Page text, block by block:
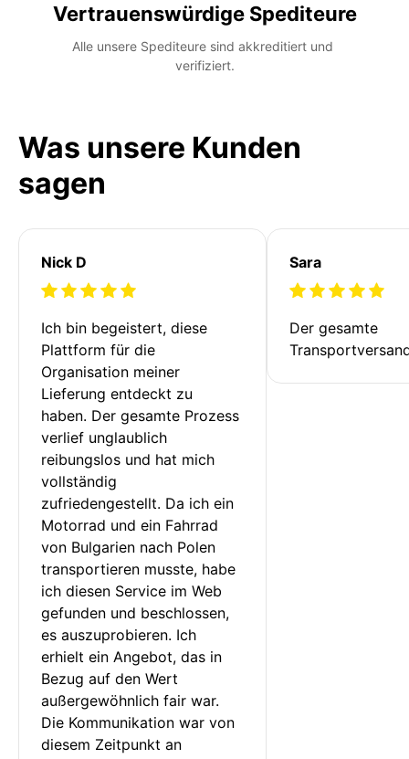
Vertrauenswürdige Spediteure
Alle unsere Spediteure sind akkreditiert und
verifiziert.
Was unsere Kunden
sagen
Nick D
Ich bin begeistert, diese
Plattform für die
Organisation meiner
Lieferung entdeckt zu
haben. Der gesamte Prozess
verlief unglaublich
reibungslos und hat mich
vollständig
zufriedengestellt. Da ich ein
Motorrad und ein Fahrrad
von Bulgarien nach Polen
transportieren musste, habe
ich diesen Service im Web
gefunden und beschlossen,
es auszuprobieren. Ich
erhielt ein Angebot, das in
Bezug auf den Wert
außergewöhnlich fair war.
Die Kommunikation war von
diesem Zeitpunkt an
Sara
Der gesamte